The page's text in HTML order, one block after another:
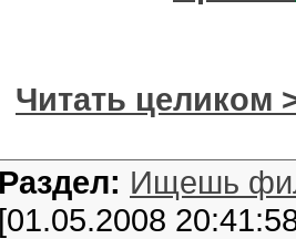
Читать целиком
Раздел: Ищешь
[01.05.2008